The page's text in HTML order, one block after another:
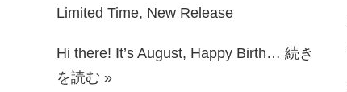
Limited Time, New Release
Hi there! It’s August, Happy Birth… 続き
を読む »